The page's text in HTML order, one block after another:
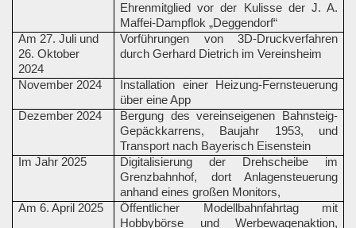
Ehrenmitglied vor der Kulisse der J. A.
Maffei-Dampflok „Deggendorf“
Am 27. Juli und
26. Oktober
2024
Vorführungen von 3D-Druckverfahren
durch Gerhard Dietrich im Vereinsheim
November 2024
Installation einer Heizung-Fernsteuerung
über eine App
Dezember 2024
Bergung des vereinseigenen Bahnsteig-
Gepäckkarrens, Baujahr 1953, und
Transport nach Bayerisch Eisenstein
Im Jahr 2025
Digitalisierung der Drehscheibe im
Grenzbahnhof, dort Anlagensteuerung
anhand eines großen Monitors,
Am 6. April 2025
Öffentlicher Modellbahnfahrtag mit
Hobbybörse und Werbewagenaktion,